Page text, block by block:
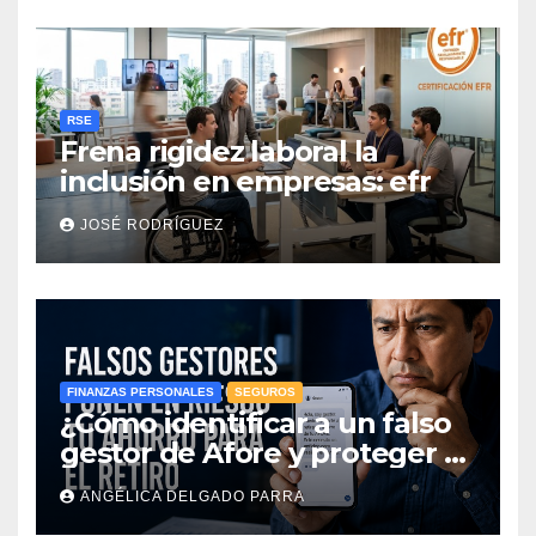
RSE
Frena rigidez laboral la
inclusión en empresas: efr
JOSÉ RODRÍGUEZ
FINANZAS PERSONALES SEGUROS
¿Cómo identificar a un falso
gestor de Afore y proteger el
ahorro para el retiro?
ANGÉLICA DELGADO PARRA